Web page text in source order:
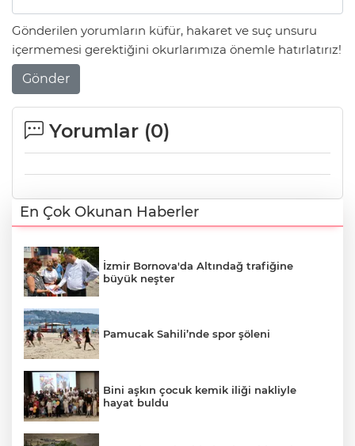
Gönderilen yorumların küfür, hakaret ve suç unsuru
içermemesi gerektiğini okurlarımıza önemle hatırlatırız!
Gönder
Yorumlar (0)
En Çok Okunan Haberler
İzmir Bornova'da Altındağ trafiğine
büyük neşter
Pamucak Sahili’nde spor şöleni
Bini aşkın çocuk kemik iliği nakliyle
hayat buldu